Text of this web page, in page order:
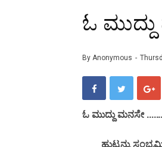
ಓ
By Anonymous
ಓ ಮುದ್ದು ಮನಸೇ
ಹುಟ್ಟನ್ನು